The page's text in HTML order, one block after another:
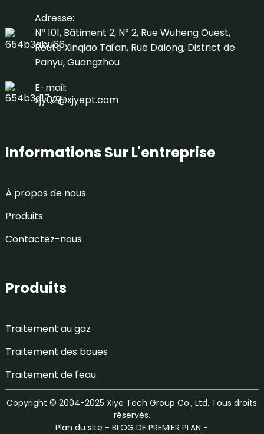
Adresse:
N° 101, Bâtiment 2, N° 2, Rue Wuheng Ouest,
Route Xinqiao Tai'an, Rue Dalong, District de
Panyu, Guangzhou
E-mail:
xjy02@xjyept.com
Informations Sur L'entreprise
À propos de nous
Produits
Contactez-nous
Produits
Traitement au gaz
Traitement des boues
Traitement de l'eau
Copyright © 2004-2025 Xiye Tech Group Co., Ltd. Tous droits
réservés.
Plan du site -BLOG DE PREMIER PLAN -